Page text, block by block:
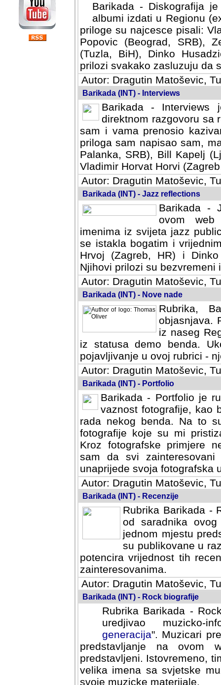
Barikada - Diskografija
albumi izdati u Regionu
priloge su najcesce pisali:
Popovic (Beograd, SRB),
(Tuzla, BiH), Dinko
prilozi svakako zasluzuju da
Autor: Dragutin Matoševic,
Barikada (INT) - Interviews
Barikada -
direktnom razgovoru sa
sam i vama prenosio
priloga sam napisao sam,
Palanka, SRB), Bill Kapelj
Vladimir Horvat Horvi
Autor: Dragutin Matoševic,
Barikada (INT) - Jazz reflections
Barikada -
ovom web
imenima iz svijeta jazz
se istakla bogatim i
Hrvoj (Zagreb, HR) i
Njihovi prilozi su bezvremeni
Autor: Dragutin Matoševic,
Barikada (INT) - Nove nade
Rubrika,
objasnjava.
iz naseg
iz statusa demo benda.
pojavljivanje u ovoj rubrici -
Autor: Dragutin Matoševic,
Barikada (INT) - Portfolio
Barikada - Portfolio je
vaznost fotografije, kao
rada nekog benda. Na to
fotografije koje su mi
fotografske primjere
svi zainteresovani
svoja fotografska umijeca.
Autor: Dragutin Matoševic,
Barikada (INT) - Recenzije
Rubrika Barikada -
od saradnika
jednom mjestu
su publikovane u
potencira vrijednost tih
zainteresovanima.
Autor: Dragutin Matoševic,
Barikada (INT) - Rock biografije
Rubrika Barikada -
uredjivao muzicko-
Muzicari predstavljeni u
na ovom web portalu
Istovremeno, tim nacinom
sa svjetske muzicke scene
materijale.